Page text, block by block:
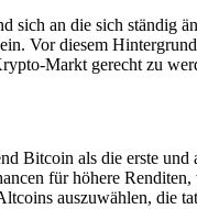
an die sich ständig
Vor diesem
Markt gerecht zu
Bitcoin als die erste
für höhere
auszuwählen, die